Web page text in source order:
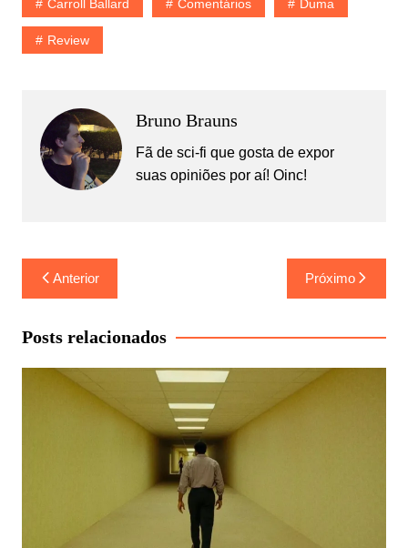
Carroll Ballard Comentários Duma
Review
Bruno Brauns
Fã de sci-fi que gosta de expor
suas opiniões por aí! Oinc!
Navegação
de
Post
Anterior Próximo
Posts relacionados